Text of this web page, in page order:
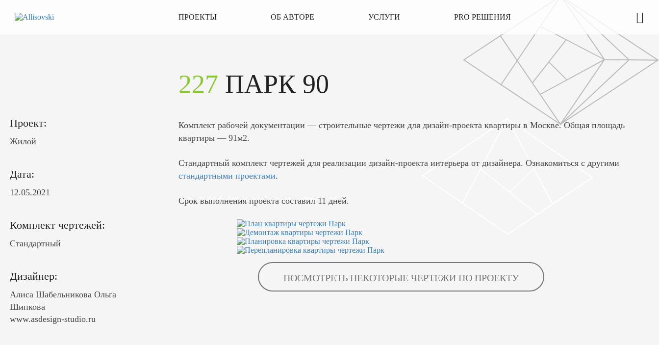
ПРОЕКТЫ ОБ АВТОРЕ УСЛУГИ PRO РЕШЕНИЯ
227 ПАРК 90
Комплект рабочей документации — строительные чертежи для дизайн-проекта квартиры в Москве. Общая площадь
квартиры — 91м2.
Стандартный комплект чертежей для реализации дизайн-проекта интерьера от дизайнера. Ознакомиться с другими
стандартными проектами.
Срок выполнения проекта составил 11 дней.
Проект:
Жилой
Дата:
12.05.2021
Комплект чертежей:
Стандартный
Дизайнер:
Алиса Шабельникова Ольга
Шипкова
www.asdesign-studio.ru
ПОСМОТРЕТЬ НЕКОТОРЫЕ ЧЕРТЕЖИ ПО ПРОЕКТУ